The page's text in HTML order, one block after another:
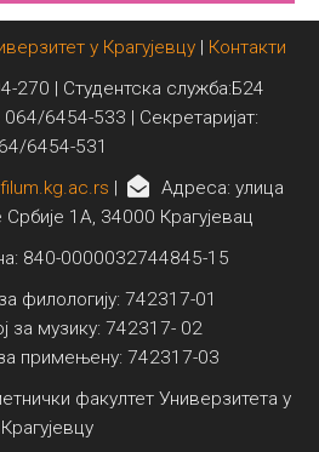
у Крагујевцу| Контакти
270 | Студентска служба:Б24
6454-533 | Секретаријат:
6454-531
|
Адреса: улица
1А, 34000 Крагујевац
840-0000032744845-15
филологију: 742317-01
за музику: 742317- 02
примењену: 742317-03
факултет Универзитета у
Крагујевцу